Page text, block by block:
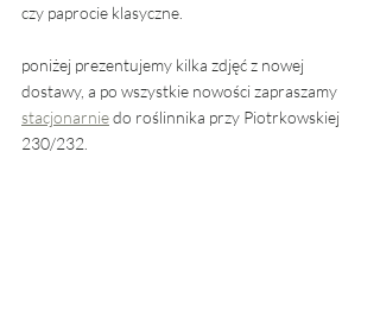
czy paprocie klasyczne.
poniżej prezentujemy kilka zdjęć z nowej
dostawy, a po wszystkie nowości zapraszamy
stacjonarnie do roślinnika przy Piotrkowskiej
230/232.